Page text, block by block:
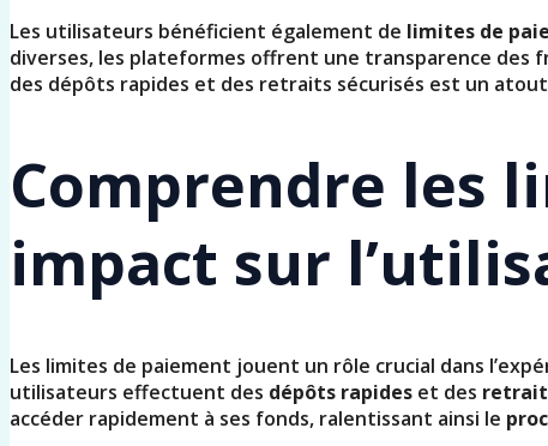
Les utilisateurs bénéficient également de limites de
diverses, les plateformes offrent une transparence des
des dépôts rapides et des retraits sécurisés est un
Comprendre les
impact sur
Les limites de paiement jouent un rôle crucial dans
utilisateurs effectuent des dépôts rapides et des
accéder rapidement à ses fonds, ralentissant ainsi le